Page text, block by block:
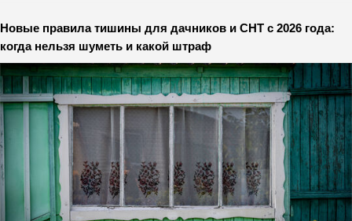
Новые правила тишины для дачников и СНТ с 2026 года:
когда нельзя шуметь и какой штраф